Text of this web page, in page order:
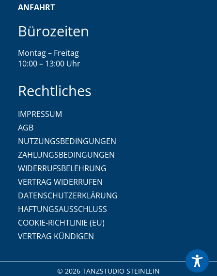
ANFAHRT
Bürozeiten
Montag – Freitag
10:00 – 13:00 Uhr
Rechtliches
IMPRESSUM
AGB
NUTZUNGSBEDINGUNGEN
ZAHLUNGSBEDINGUNGEN
WIDERRUFSBELEHRUNG
VERTRAG WIDERRUFEN
DATENSCHUTZERKLÄRUNG
HAFTUNGSAUSSCHLUSS
COOKIE-RICHTLINIE (EU)
VERTRAG KÜNDIGEN
© 2026 TANZSTUDIO STEINLEIN